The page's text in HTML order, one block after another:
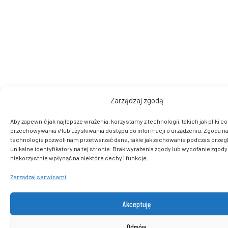
Zarządzaj zgodą
Aby zapewnić jak najlepsze wrażenia, korzystamy z technologii, takich jak pliki
przechowywania i/lub uzyskiwania dostępu do informacji o urządzeniu. Zgoda
technologie pozwoli nam przetwarzać dane, takie jak zachowanie podczas
unikalne identyfikatory na tej stronie. Brak wyrażenia zgody lub wycofanie
niekorzystnie wpłynąć na niektóre cechy i funkcje.
Zarządzaj serwisami
Akceptuję